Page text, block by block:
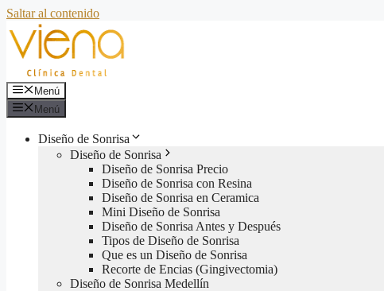
Saltar al contenido
Menú
Menú
Diseño de Sonrisa
Diseño de Sonrisa
Diseño de Sonrisa Precio
Diseño de Sonrisa con Resina
Diseño de Sonrisa en Ceramica
Mini Diseño de Sonrisa
Diseño de Sonrisa Antes y Después
Tipos de Diseño de Sonrisa
Que es un Diseño de Sonrisa
Recorte de Encias (Gingivectomia)
Diseño de Sonrisa Medellín